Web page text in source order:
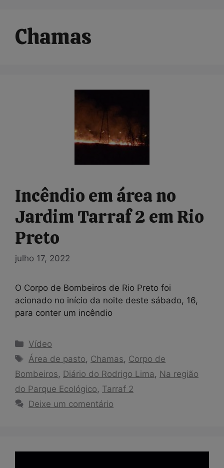
Chamas
Incêndio em área no
Jardim Tarraf 2 em Rio
Preto
julho 17, 2022
O Corpo de Bombeiros de Rio Preto foi
acionado no início da noite deste sábado, 16,
para conter um incêndio
Categorias
Vídeo
Tags
Área de pasto, Chamas, Corpo de
Bombeiros, Diário do Rodrigo Lima , Na região
do Parque Ecológico, Tarraf 2
Deixe um comentário